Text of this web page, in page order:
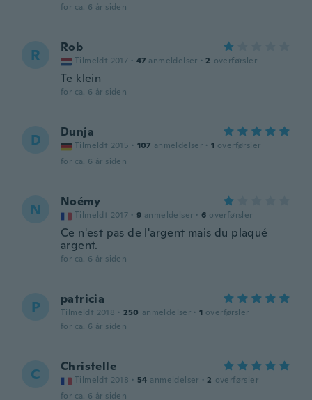
for ca. 6 år siden
R Rob
Tilmeldt 2017 · 47 anmeldelser · 2 overførsler
Te klein
for ca. 6 år siden
D Dunja
Tilmeldt 2015 · 107 anmeldelser · 1 overførsler
for ca. 6 år siden
N Noémy
Tilmeldt 2017 · 9 anmeldelser · 6 overførsler
Ce n'est pas de l'argent mais du plaqué
argent.
for ca. 6 år siden
P patricia
Tilmeldt 2018 · 250 anmeldelser · 1 overførsler
for ca. 6 år siden
C Christelle
Tilmeldt 2018 · 54 anmeldelser · 2 overførsler
for ca. 6 år siden